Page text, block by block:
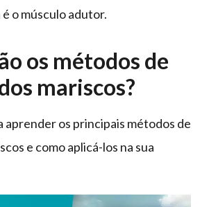
o músculo adutor.
os métodos de
mariscos?
aprender os principais métodos de
e como aplicá-los na sua